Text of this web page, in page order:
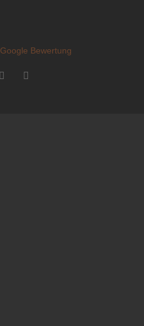
Google Bewertung